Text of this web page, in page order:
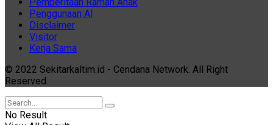
Penggunaan AI
Disclaimer
Visitor
Kerja Sama
© 2022 Sekitarkaltim.id - Cendana Network. All Right
Reserved.
No Result